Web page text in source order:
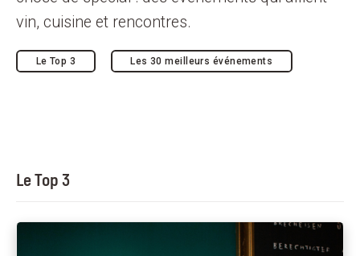
vin, cuisine et rencontres.
Le Top 3 Les 30 meilleurs événements
Le Top 3